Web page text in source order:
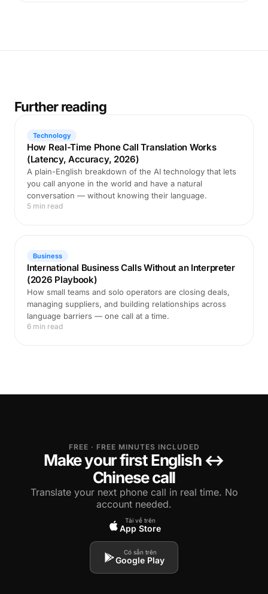
Further reading
Technology
How Real-Time Phone Call Translation Works
(Latency, Accuracy, 2026)
A plain-English breakdown of the AI technology that lets
you call anyone in the world and have a natural
conversation — without knowing their language.
5 min read
Business
International Business Calls Without an Interpreter
(2026 Playbook)
How small teams and solo operators are closing deals,
managing suppliers, and building relationships across
language barriers — one call at a time.
6 min read
FREE · FREE MINUTES INCLUDED
Make your first English ↔
Chinese call
Translate your next phone call in real time. No
account needed.
Tải về trên
App Store
Có sẵn trên
Google Play